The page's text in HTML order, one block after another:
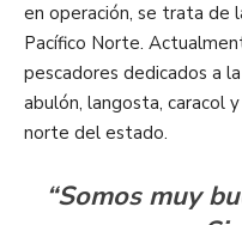
en operación, se trata de
Pacífico Norte.
pescadores dedicados a
abulón, langosta, caracol
norte del estado.
“Somos muy